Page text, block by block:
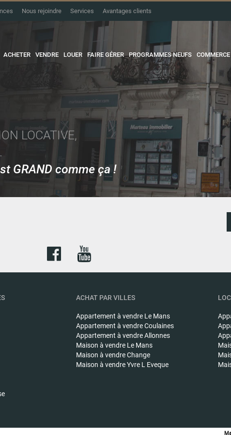
Nous rejoindre Services Avantages clients
ACHETER VENDRE LOUER FAIRE GÉRER PROGRAMMES NEUFS
LOCATIVE,
GRAND comme ça !
ACHAT PAR VILLES
Appartement à vendre Le Mans
Appartement à vendreCoulaines
Appartement à vendreAllonnes
Maison à vendre Le Mans
Maison à vendreChange
Maison à vendreYvre L Eveque